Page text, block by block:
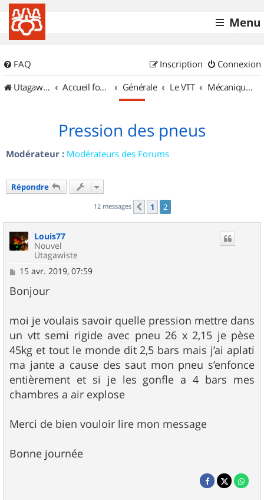
Menu
FAQ Connexion
Inscription
UtagawaVTT (Randos VTT et VTTAE avec traces GPS)
Accueil forum Générale Le VTT Mécanique et Entretiens
Pression des pneus
Modérateur : Modérateurs des Forums
Répondre
12 messages Précédent
1 2
Louis77
Nouvel
Utagawiste
M
s
s
g
e
15 avr. 2019, 07:59
Bonjour
moi je voulais savoir quelle pression mettre dans
un vtt semi rigide avec pneu 26 x 2,15 je pèse
45kg et tout le monde dit 2,5 bars mais j’ai aplati
ma jante a cause des saut mon pneu s’enfonce
entièrement et si je les gonfle a 4 bars mes
chambres a air explose
Merci de bien vouloir lire mon message
Bonne journée